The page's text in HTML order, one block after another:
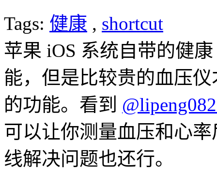
Tags: 健康 , shortcut
苹果 iOS 系统自带的健
能，但是比较贵的血压
的功能。看到
可以让你测量血压和心
线解决问题也还行。